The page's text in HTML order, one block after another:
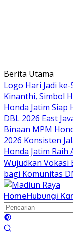
Langsung
ke
konten
Berita Utama
Logo Hari Jadi
Kinanthi, Simbol
Honda Jatim Siap
DBL 2026 East
Binaan MPM
2026 Konsisten
Honda Jatim Raih
Wujudkan Vokasi
bagi Komunitas
HomeHubungi